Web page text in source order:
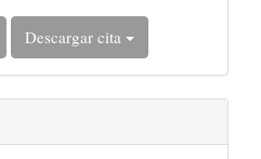
Descargar cita